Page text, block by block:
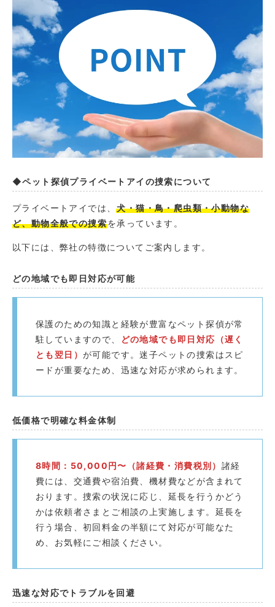
◆ペット探偵プライベートアイの捜索について
プライベートアイでは、犬・猫・鳥・爬虫類・小動物な
ど、動物全般での捜索を承っています。
以下には、弊社の特徴についてご案内します。
どの地域でも即日対応が可能
保護のための知識と経験が豊富なペット探偵が常
駐していますので、
どの地域でも即日対応（遅く
とも翌日） が可能です。迷子ペットの捜索はスピ
ードが重要なため、迅速な対応が求められます。
低価格で明確な料金体制
8時間：50,000円〜（諸経費・消費税別） 諸経
費には、交通費や宿泊費、機材費などが含まれて
おります。捜索の状況に応じ、延長を行うかどう
かは依頼者さまとご相談の上実施します。延長を
行う場合、初回料金の半額にて対応が可能なた
め、お気軽にご相談ください。
迅速な対応でトラブルを回避️